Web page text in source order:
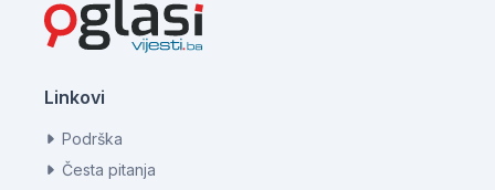
Linkovi
Podrška
Česta pitanja